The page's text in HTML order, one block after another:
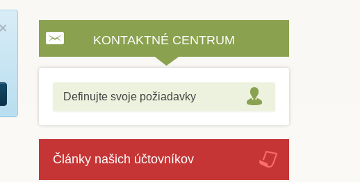
×
KONTAKTNÉ CENTRUM
Definujte svoje požiadavky
Články našich účtovníkov